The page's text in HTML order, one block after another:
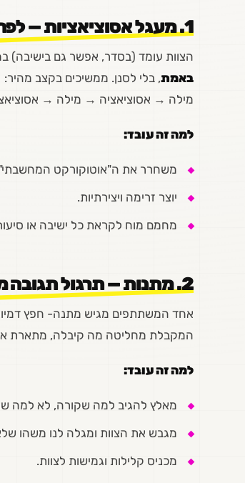
1. מעגל אסוציאציות —
הצוות עומד (בסדר, אפשר גם
באמת, בלי לסנן. ממשיכים בקצב מהיר:
מילה → אסוציאציה → מילה →
למה זה עובד:
משחרר את ה"אוטוקורקט
יוצר זרימה ויצירתיות.
מחמם מוח לקראת כל ישיבה או
2. מתנות — תרגול תגובה
אחד המשתתפים מגיש מתנה- חפץ
המקבלת מחליטה מה קיבלה, מתארת
למה זה עובד:
מאלץ להגיב למה שקורה, לא למה
מגבש את הצוות ומגלה לנו משהו
מכניס קלילות וגמישות לצוות.